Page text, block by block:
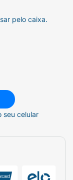
pelo caixa.
seu celular